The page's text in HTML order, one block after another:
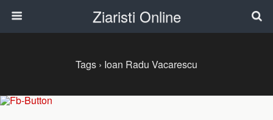
Ziaristi Online
Tags › Ioan Radu Vacarescu